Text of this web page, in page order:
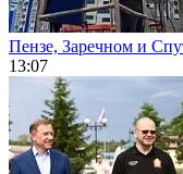
Пензе, Заречном и
13:07